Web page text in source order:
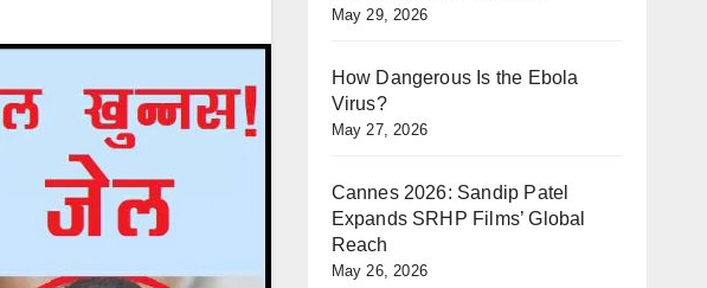
May 29, 2026
How Dangerous Is the Ebola
Virus?
May 27, 2026
Cannes 2026: Sandip Patel
Expands SRHP Films’ Global
Reach
May 26, 2026